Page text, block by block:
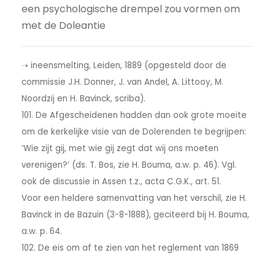
een psychologische drempel zou vormen om
met de Doleantie
➝ ineensmelting, Leiden, 1889 (opgesteld door de
commissie J.H. Donner, J. van Andel, A. Littooy, M.
Noordzij en H. Bavinck, scriba).
101. De Afgescheidenen hadden dan ook grote moeite
om de kerkelijke visie van de Dolerenden te begrijpen:
‘Wie zijt gij, met wie gij zegt dat wij ons moeten
verenigen?’ (ds. T. Bos, zie H. Bouma, a.w. p. 46). Vgl.
ook de discussie in Assen t.z., acta C.G.K., art. 51.
Voor een heldere samenvatting van het verschil, zie H.
Bavinck in de Bazuin (3-8-1888), geciteerd bij H. Bouma,
a.w. p. 64.
102. De eis om af te zien van het reglement van 1869